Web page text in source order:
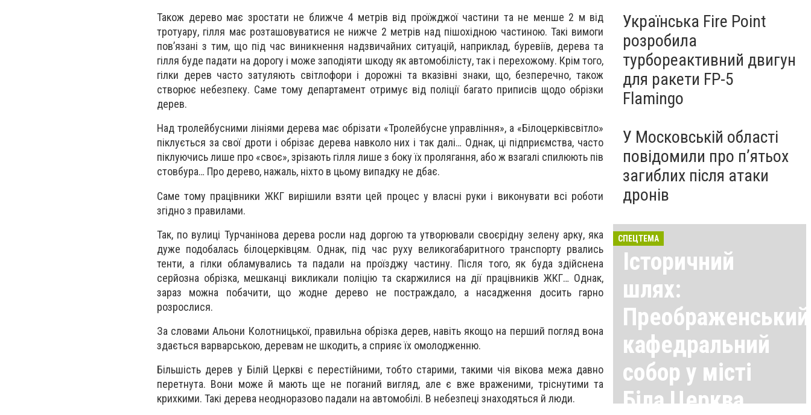
Також дерево має зростати не ближче 4 метрів від проїжджої частини та не менше 2 м від
тротуару, гілля має розташовуватися не нижче 2 метрів над пішохідною частиною. Такі вимоги
пов’язані з тим, що під час виникнення надзвичайних ситуацій, наприклад, буревіїв, дерева та
гілля буде падати на дорогу і може заподіяти шкоду як автомобілісту, так і перехожому. Крім того,
гілки дерев часто затуляють світлофори і дорожні та вказівні знаки, що, безперечно, також
створює небезпеку. Саме тому департамент отримує від поліції багато приписів щодо обрізки
дерев.
Над тролейбусними лініями дерева має обрізати «Тролейбусне управління», а «Білоцерківсвітло»
піклується за свої дроти і обрізає дерева навколо них і так далі… Однак, ці підприємства, часто
піклуючись лише про «своє», зрізають гілля лише з боку їх пролягання, або ж взагалі спилюють пів
стовбура… Про дерево, нажаль, ніхто в цьому випадку не дбає.
Саме тому працівники ЖКГ вирішили взяти цей процес у власні руки і виконувати всі роботи
згідно з правилами.
Так, по вулиці Турчанінова дерева росли над доргою та утворювали своєрідну зелену арку, яка
дуже подобалась білоцерківцям. Однак, під час руху великогабаритного транспорту рвались
тенти, а гілки обламувались та падали на проїзджу частину. Після того, як буда здійснена
серйозна обрізка, мешканці викликали поліцію та скаржилися на дії працівників ЖКГ… Однак,
зараз можна побачити, що жодне дерево не постраждало, а насадження досить гарно
розрослися.
За словами Альони Колотницької, правильна обрізка дерев, навіть якощо на перший погляд вона
здається варварською, деревам не шкодить, а сприяє їх омолодженню.
Більшість дерев у Білій Церкві є перестійними, тобто старими, такими чія вікова межа давно
перетнута. Вони може й мають ще не поганий вигляд, але є вже враженими, тріснутими та
крихкими. Такі дерева неодноразово падали на автомобілі. В небезпеці знаходяться й люди.
Українська Fire Point
розробила
турбореактивний двигун
для ракети FP-5
Flamingo
У Московській області
повідомили про п’ятьох
загиблих після атаки
дронів
СПЕЦТЕМА
Історичний
шлях:
Преображенський
кафедральний
собор у місті
Біла Церква